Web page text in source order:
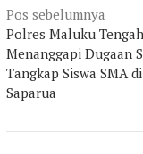
Navigasi
pos
Pos sebelumnya
Polres Maluku Tengah
Menanggapi Dugaan
Tangkap Siswa SMA
Saparua